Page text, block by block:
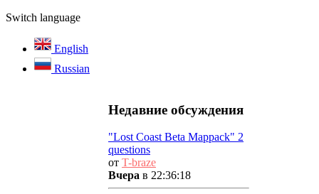
Switch language
English
Russian
Недавние обсуждения
"Lost Coast Beta Mappack" 2
questions
от T-braze
Вчера в 22:36:18